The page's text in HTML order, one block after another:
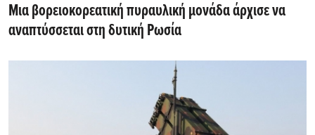
Μια βορειοκορεατική πυραυλική μονάδα άρχισε να
αναπτύσσεται στη δυτική Ρωσία